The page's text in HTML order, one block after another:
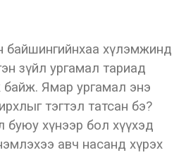
байшингийнхаа хүлэмжинд
зүйл ургамал тариад
байж. Ямар ургамал энэ
тэгтэл татсан бэ?
буюу хүнээр бол хүүхэд
авч насанд хүрэх